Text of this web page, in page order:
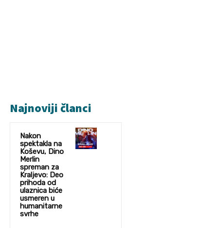
Najnoviji članci
Nakon
spektakla na
Koševu, Dino
Merlin
spreman za
Kraljevo: Deo
prihoda od
ulaznica biće
usmeren u
humanitarne
svrhe